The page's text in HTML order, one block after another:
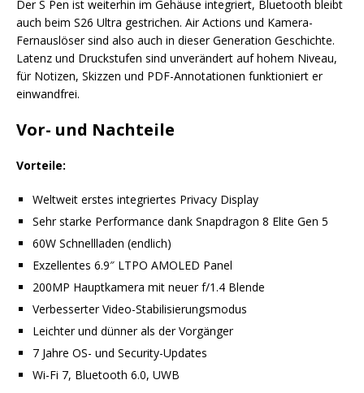
Der S Pen ist weiterhin im Gehäuse integriert, Bluetooth bleibt
auch beim S26 Ultra gestrichen. Air Actions und Kamera-
Fernauslöser sind also auch in dieser Generation Geschichte.
Latenz und Druckstufen sind unverändert auf hohem Niveau,
für Notizen, Skizzen und PDF-Annotationen funktioniert er
einwandfrei.
Vor- und Nachteile
Vorteile:
Weltweit erstes integriertes Privacy Display
Sehr starke Performance dank Snapdragon 8 Elite Gen 5
60W Schnellladen (endlich)
Exzellentes 6.9″ LTPO AMOLED Panel
200MP Hauptkamera mit neuer f/1.4 Blende
Verbesserter Video-Stabilisierungsmodus
Leichter und dünner als der Vorgänger
7 Jahre OS- und Security-Updates
Wi-Fi 7, Bluetooth 6.0, UWB